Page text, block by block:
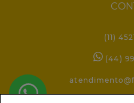
(11)
(44)